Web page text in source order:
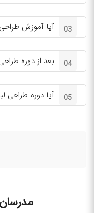
03 آیا آموزش
04 بعد از دوره
05 آیا دوره طراحی